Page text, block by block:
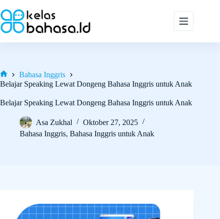
to
content
Home
Bahasa Inggris
Belajar Speaking Lewat Dongeng Bahasa Inggris untuk Anak
Belajar Speaking Lewat Dongeng Bahasa Inggris untuk Anak
Asa Zukhal
Oktober 27, 2025
Bahasa Inggris, Bahasa Inggris untuk Anak